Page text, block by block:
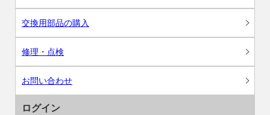
交換用部品の購入
修理・点検
お問い合わせ
ログイン